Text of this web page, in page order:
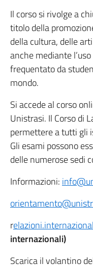
Il corso si rivolge a
titolo della
della cultura, delle
anche mediante
frequentato da
mondo.
Si accede al corso
Unistrasi. Il Corso di
permettere a tutti gli
Gli esami possono
delle numerose sedi
Informazioni:
r
internazionali)
Scarica il volantino